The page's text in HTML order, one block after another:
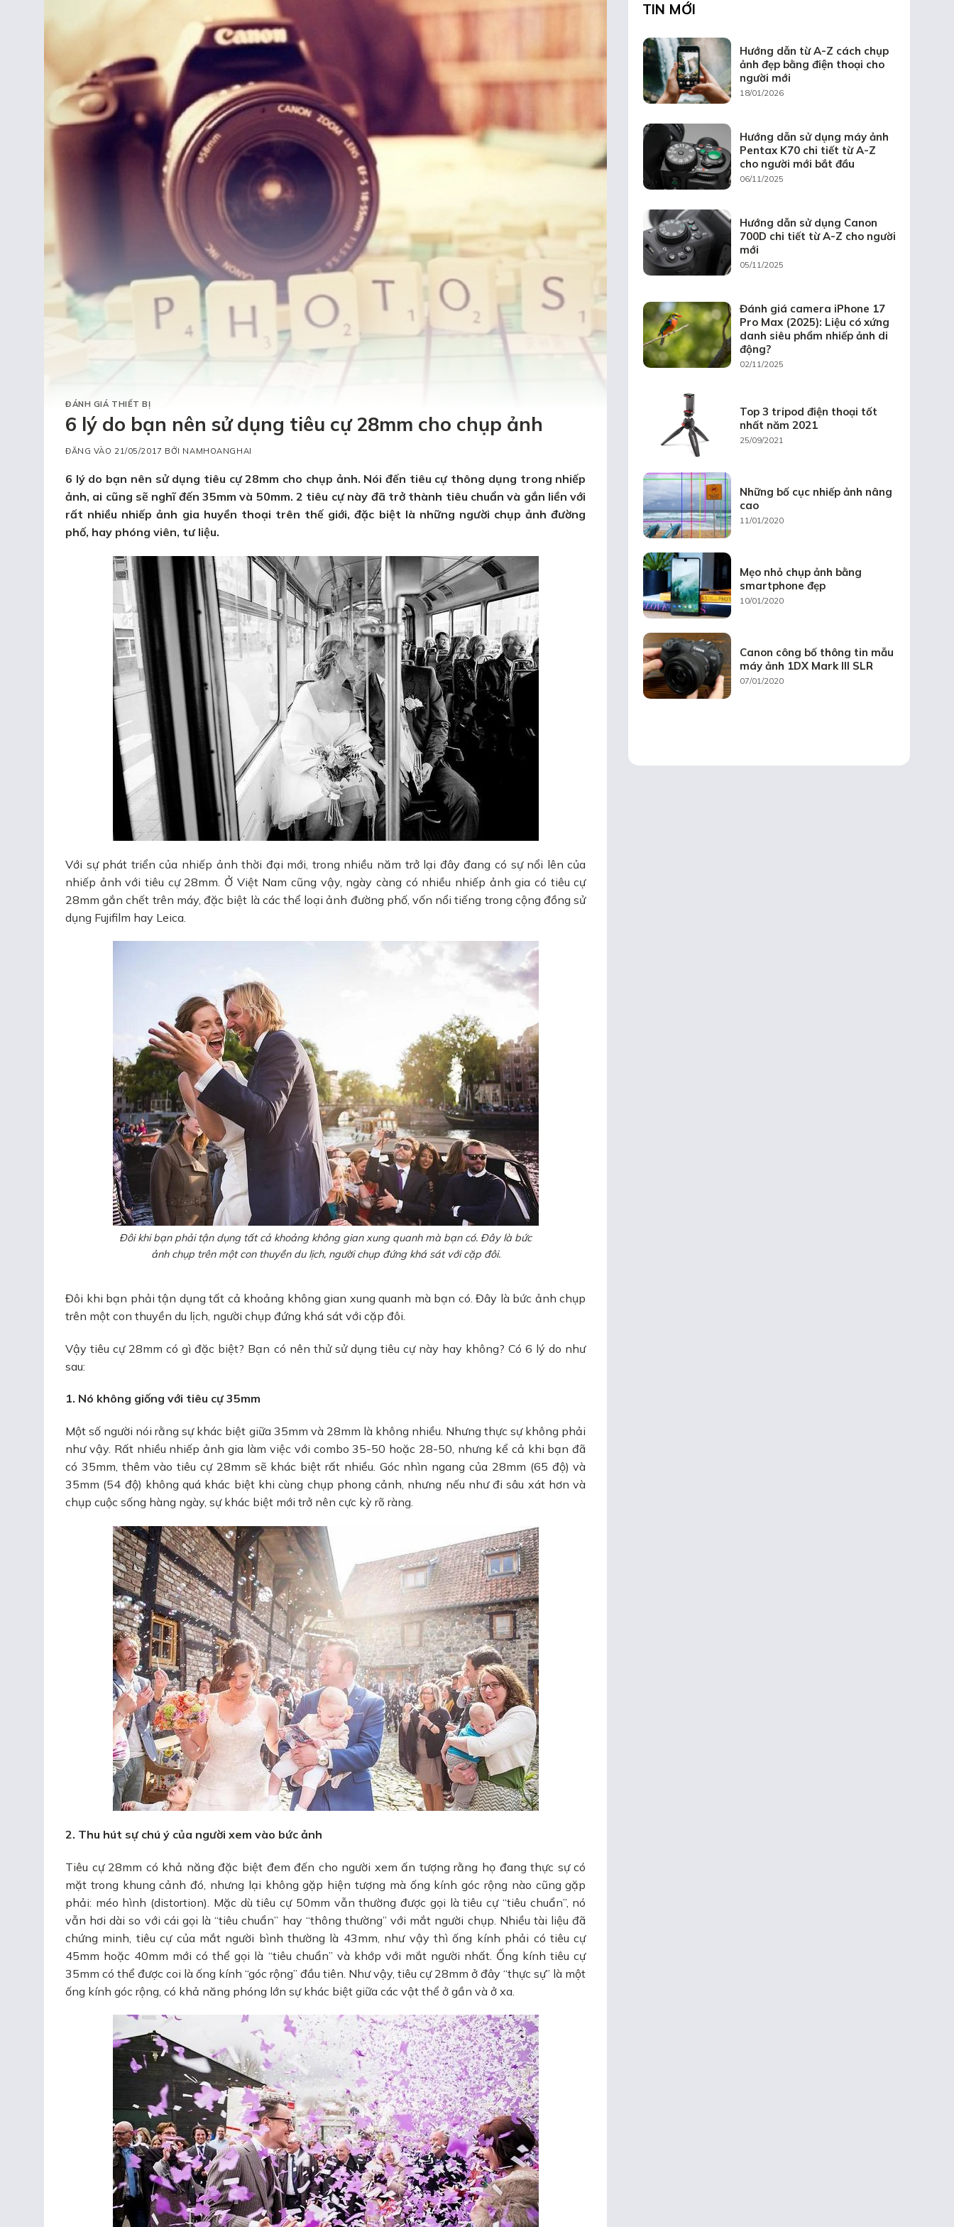
ĐÁNH GIÁ THIẾT BỊ
6 lý do bạn nên sử dụng tiêu cự 28mm cho chụp ảnh
ĐĂNG VÀO 21/05/2017 BỞI NAMHOANGHAI
6 lý do bạn nên sử dụng tiêu cự 28mm cho chụp ảnh. Nói đến tiêu cự thông dụng trong nhiếp
ảnh, ai cũng sẽ nghĩ đến 35mm và 50mm. 2 tiêu cự này đã trở thành tiêu chuẩn và gắn liền với
rất nhiều nhiếp ảnh gia huyền thoại trên thế giới, đặc biệt là những người chụp ảnh đường
phố, hay phóng viên, tư liệu.
Với sự phát triển của nhiếp ảnh thời đại mới, trong nhiều năm trở lại đây đang có sự nổi lên của
nhiếp ảnh với tiêu cự 28mm. Ở Việt Nam cũng vậy, ngày càng có nhiều nhiếp ảnh gia có tiêu cự
28mm gắn chết trên máy, đặc biệt là các thể loại ảnh đường phố, vốn nổi tiếng trong cộng đồng sử
dụng Fujifilm hay Leica.
Đôi khi bạn phải tận dụng tất cả khoảng không gian xung quanh mà bạn có. Đây là bức
ảnh chụp trên một con thuyền du lịch, người chụp đứng khá sát với cặp đôi.
Đôi khi bạn phải tận dụng tất cả khoảng không gian xung quanh mà bạn có. Đây là bức ảnh chụp
trên một con thuyền du lịch, người chụp đứng khá sát với cặp đôi.
Vậy tiêu cự 28mm có gì đặc biệt? Bạn có nên thử sử dụng tiêu cự này hay không? Có 6 lý do như
sau:
1. Nó không giống với tiêu cự 35mm
Một số người nói rằng sự khác biệt giữa 35mm và 28mm là không nhiều. Nhưng thực sự không phải
như vậy. Rất nhiều nhiếp ảnh gia làm việc với combo 35-50 hoặc 28-50, nhưng kể cả khi bạn đã
có 35mm, thêm vào tiêu cự 28mm sẽ khác biệt rất nhiều. Góc nhìn ngang của 28mm (65 độ) và
35mm (54 độ) không quá khác biệt khi cùng chụp phong cảnh, nhưng nếu như đi sâu xát hơn và
chụp cuộc sống hàng ngày, sự khác biệt mới trở nên cực kỳ rõ ràng.
2. Thu hút sự chú ý của người xem vào bức ảnh
Tiêu cự 28mm có khả năng đặc biệt đem đến cho người xem ấn tượng rằng họ đang thực sự có
mặt trong khung cảnh đó, nhưng lại không gặp hiện tượng mà ống kính góc rộng nào cũng gặp
phải: méo hình (distortion). Mặc dù tiêu cự 50mm vẫn thường được gọi là tiêu cự “tiêu chuẩn”, nó
vẫn hơi dài so với cái gọi là “tiêu chuẩn” hay “thông thường” với mắt người chụp. Nhiều tài liệu đã
chứng minh, tiêu cự của mắt người bình thường là 43mm, như vậy thì ống kính phải có tiêu cự
45mm hoặc 40mm mới có thể gọi là “tiêu chuẩn” và khớp với mắt người nhất. Ống kính tiêu cự
35mm có thể được coi là ống kính “góc rộng” đầu tiên. Như vậy, tiêu cự 28mm ở đây “thực sự” là một
ống kính góc rộng, có khả năng phóng lớn sự khác biệt giữa các vật thể ở gần và ở xa.
TIN MỚI
Hướng dẫn từ A-Z cách chụp
ảnh đẹp bằng điện thoại cho
người mới
18/01/2026
Hướng dẫn sử dụng máy ảnh
Pentax K70 chi tiết từ A-Z
cho người mới bắt đầu
06/11/2025
Hướng dẫn sử dụng Canon
700D chi tiết từ A-Z cho người
mới
05/11/2025
Đánh giá camera iPhone 17
Pro Max (2025): Liệu có xứng
danh siêu phẩm nhiếp ảnh di
động?
02/11/2025
Top 3 tripod điện thoại tốt
nhất năm 2021
25/09/2021
Những bố cục nhiếp ảnh nâng
cao
11/01/2020
Mẹo nhỏ chụp ảnh bằng
smartphone đẹp
10/01/2020
Canon công bố thông tin mẫu
máy ảnh 1DX Mark III SLR
07/01/2020